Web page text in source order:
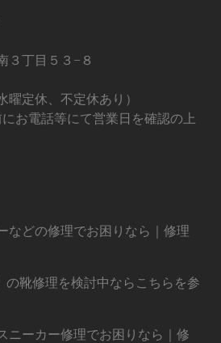
３丁目５３−８
曜定休、不定休あり）
お電話等にて営業日を確認の上
などの修理でお困りなら｜修理
の靴修理を検討中ならこちらを参
ニーカー修理でお困りなら｜修